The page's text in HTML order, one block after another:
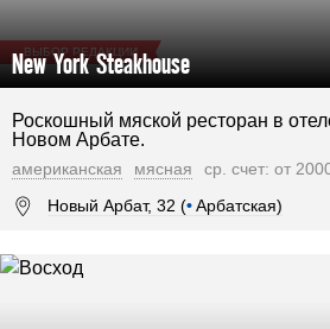
ВЫБОР РЕДАКЦИИ
New York Steakhouse
Роскошный мяской ресторан в
Новом Арбате.
американская мясная
ср. счет: от
Новый Арбат, 32 (•Арбатская)